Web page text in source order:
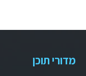
מדורי תוכן